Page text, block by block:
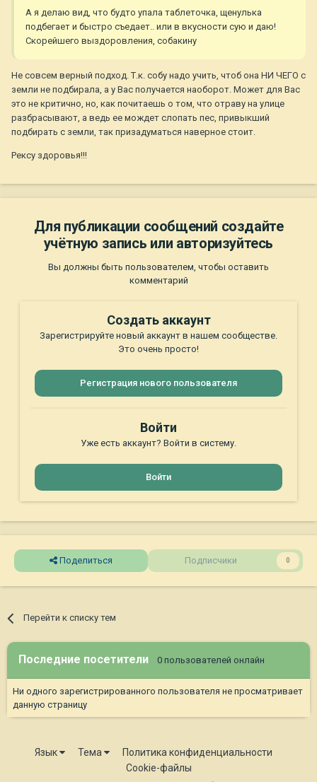
А я делаю вид, что будто упала таблеточка, щенулька
подбегает и быстро съедает.. или в вкусности сую и даю!
Скорейшего выздоровления, собакину
Не совсем верный подход. Т.к. собу надо учить, чтоб она НИ ЧЕГО с
земли не подбирала, а у Вас получается наоборот. Может для Вас
это не критично, но, как почитаешь о том, что отраву на улице
разбрасывают, а ведь ее мождет слопать пес, привыкший
подбирать с земли, так призадуматься наверное стоит.
Рексу здоровья!!!
Для публикации сообщений создайте
учётную запись или авторизуйтесь
Вы должны быть пользователем, чтобы оставить
комментарий
Создать аккаунт
Зарегистрируйте новый аккаунт в нашем сообществе.
Это очень просто!
Регистрация нового пользователя
Войти
Уже есть аккаунт? Войти в систему.
Войти
Поделиться Подписчики 0
Перейти к списку тем
Последние посетители 0 пользователей онлайн
Ни одного зарегистрированного пользователя не просматривает
данную страницу
Язык Тема
Политика конфиденциальности
Cookie-файлы